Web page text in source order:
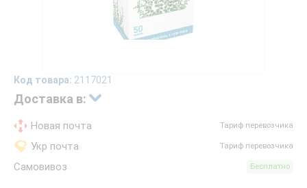
Код товара: 2117021
Доставка в:
Новая почта Тариф перевозчика
Укр почта Тариф перевозчика
Самовивоз Бесплатно